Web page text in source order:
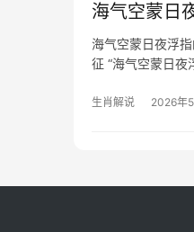
海气空蒙日
海气空蒙日夜浮
征 “海气空蒙日夜
生肖解说 2026年